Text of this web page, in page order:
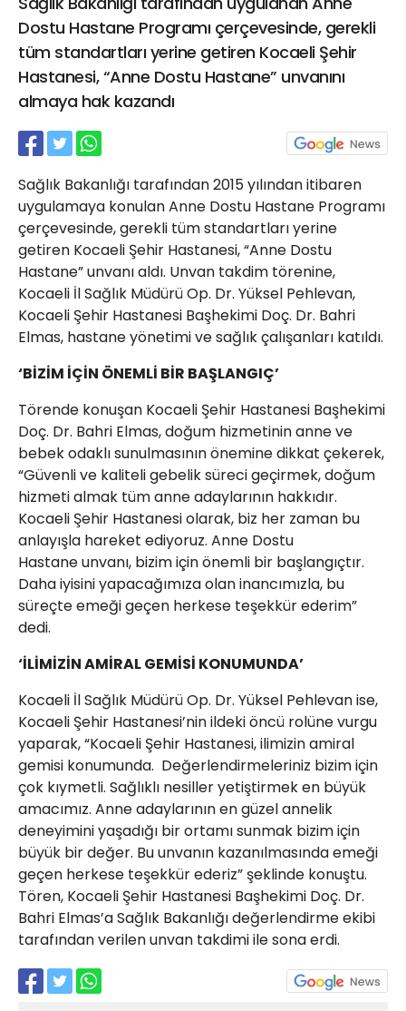
Dostu Hastane Programı çerçevesinde, gerekli
tüm standartları yerine getiren Kocaeli Şehir
Hastanesi, “Anne Dostu Hastane” unvanını
almaya hak kazandı
Sağlık Bakanlığı tarafından 2015 yılından itibaren
uygulamaya konulan Anne Dostu Hastane Programı
çerçevesinde, gerekli tüm standartları yerine
getiren Kocaeli Şehir Hastanesi, “Anne Dostu
Hastane” unvanı aldı. Unvan takdim törenine,
Kocaeli İl Sağlık Müdürü Op. Dr. Yüksel Pehlevan,
Kocaeli Şehir Hastanesi Başhekimi Doç. Dr. Bahri
Elmas, hastane yönetimi ve sağlık çalışanları katıldı.
‘BİZİM İÇİN ÖNEMLİ BİR BAŞLANGIÇ’
Törende konuşan Kocaeli Şehir Hastanesi Başhekimi
Doç. Dr. Bahri Elmas, doğum hizmetinin anne ve
bebek odaklı sunulmasının önemine dikkat çekerek,
“Güvenli ve kaliteli gebelik süreci geçirmek, doğum
hizmeti almak tüm anne adaylarının hakkıdır.
Kocaeli Şehir Hastanesi olarak, biz her zaman bu
anlayışla hareket ediyoruz. Anne Dostu
Hastane unvanı, bizim için önemli bir başlangıçtır.
Daha iyisini yapacağımıza olan inancımızla, bu
süreçte emeği geçen herkese teşekkür ederim”
dedi.
‘İLİMİZİN AMİRAL GEMİSİ KONUMUNDA’
Kocaeli İl Sağlık Müdürü Op. Dr. Yüksel Pehlevan ise,
Kocaeli Şehir Hastanesi’nin ildeki öncü rolüne vurgu
yaparak, “Kocaeli Şehir Hastanesi, ilimizin amiral
gemisi konumunda. Değerlendirmeleriniz bizim için
çok kıymetli. Sağlıklı nesiller yetiştirmek en büyük
amacımız. Anne adaylarının en güzel annelik
deneyimini yaşadığı bir ortamı sunmak bizim için
büyük bir değer. Bu unvanın kazanılmasında emeği
geçen herkese teşekkür ederiz” şeklinde konuştu.
Tören, Kocaeli Şehir Hastanesi Başhekimi Doç. Dr.
Bahri Elmas’a Sağlık Bakanlığı değerlendirme ekibi
tarafından verilen unvan takdimi ile sona erdi.
21 Gölcük
02624132333
haber@golcukpostasi.com